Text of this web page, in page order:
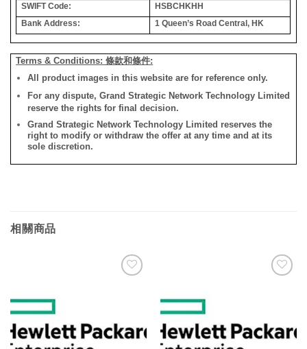
SWIFT Code:
HSBCHKHH
Bank Address:
1 Queen’s Road Central, HK
Terms & Conditions: 條款和條件:
All product images in this website are for reference only.
For any dispute, Grand Strategic Network Technology Limited
reserve the rights for final decision.
Grand Strategic Network Technology Limited reserves the
right to modify or withdraw the offer at any time and at its
sole discretion.
相關商品